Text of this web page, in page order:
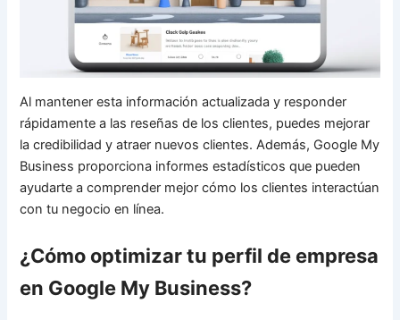
Al mantener esta información actualizada y responder
rápidamente a las reseñas de los clientes, puedes mejorar
la credibilidad y atraer nuevos clientes. Además, Google My
Business proporciona informes estadísticos que pueden
ayudarte a comprender mejor cómo los clientes interactúan
con tu negocio en línea.
¿Cómo optimizar tu perfil de empresa
en Google My Business?